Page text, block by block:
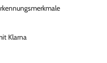
Klarna